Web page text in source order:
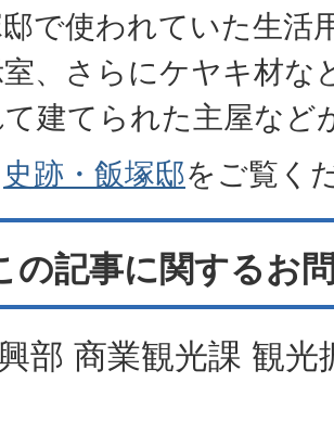
で使われていた生活
、さらにケヤキ材な
て建てられた主屋など
史跡・飯塚邸をご覧く
の記事に関するお
部 商業観光課 観光